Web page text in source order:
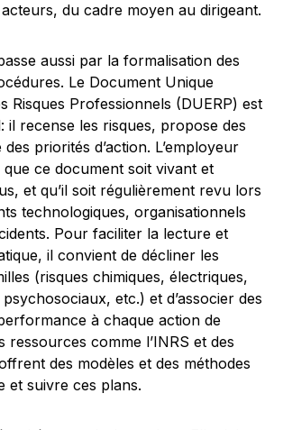
acteurs, du cadre moyen au dirigeant.
aussi par la formalisation des
Le Document Unique
Risques Professionnels (DUERP) est
il recense les risques, propose des
priorités d’action. L’employeur
ce document soit vivant et
et qu’il soit régulièrement revu lors
technologiques, organisationnels
Pour faciliter la lecture et
il convient de décliner les
(risques chimiques, électriques,
etc.) et d’associer des
à chaque action de
ressources comme l’INRS et des
des modèles et des méthodes
et suivre ces plans.